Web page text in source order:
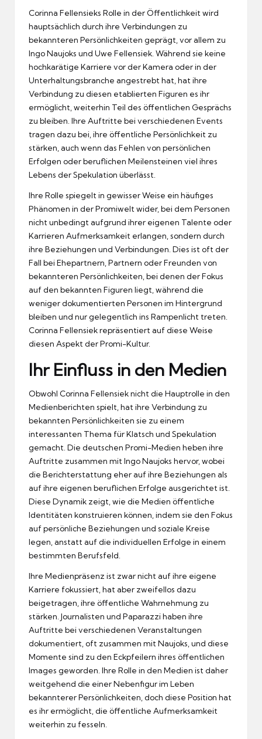
Corinna Fellensieks Rolle in der Öffentlichkeit wird
hauptsächlich durch ihre Verbindungen zu
bekannteren Persönlichkeiten geprägt, vor allem zu
Ingo Naujoks und Uwe Fellensiek. Während sie keine
hochkarätige Karriere vor der Kamera oder in der
Unterhaltungsbranche angestrebt hat, hat ihre
Verbindung zu diesen etablierten Figuren es ihr
ermöglicht, weiterhin Teil des öffentlichen Gesprächs
zu bleiben. Ihre Auftritte bei verschiedenen Events
tragen dazu bei, ihre öffentliche Persönlichkeit zu
stärken, auch wenn das Fehlen von persönlichen
Erfolgen oder beruflichen Meilensteinen viel ihres
Lebens der Spekulation überlässt.
Ihre Rolle spiegelt in gewisser Weise ein häufiges
Phänomen in der Promiwelt wider, bei dem Personen
nicht unbedingt aufgrund ihrer eigenen Talente oder
Karrieren Aufmerksamkeit erlangen, sondern durch
ihre Beziehungen und Verbindungen. Dies ist oft der
Fall bei Ehepartnern, Partnern oder Freunden von
bekannteren Persönlichkeiten, bei denen der Fokus
auf den bekannten Figuren liegt, während die
weniger dokumentierten Personen im Hintergrund
bleiben und nur gelegentlich ins Rampenlicht treten.
Corinna Fellensiek repräsentiert auf diese Weise
diesen Aspekt der Promi-Kultur.
Ihr Einfluss in den Medien
Obwohl Corinna Fellensiek nicht die Hauptrolle in den
Medienberichten spielt, hat ihre Verbindung zu
bekannten Persönlichkeiten sie zu einem
interessanten Thema für Klatsch und Spekulation
gemacht. Die deutschen Promi-Medien heben ihre
Auftritte zusammen mit Ingo Naujoks hervor, wobei
die Berichterstattung eher auf ihre Beziehungen als
auf ihre eigenen beruflichen Erfolge ausgerichtet ist.
Diese Dynamik zeigt, wie die Medien öffentliche
Identitäten konstruieren können, indem sie den Fokus
auf persönliche Beziehungen und soziale Kreise
legen, anstatt auf die individuellen Erfolge in einem
bestimmten Berufsfeld.
Ihre Medienpräsenz ist zwar nicht auf ihre eigene
Karriere fokussiert, hat aber zweifellos dazu
beigetragen, ihre öffentliche Wahrnehmung zu
stärken. Journalisten und Paparazzi haben ihre
Auftritte bei verschiedenen Veranstaltungen
dokumentiert, oft zusammen mit Naujoks, und diese
Momente sind zu den Eckpfeilern ihres öffentlichen
Images geworden. Ihre Rolle in den Medien ist daher
weitgehend die einer Nebenfigur im Leben
bekannterer Persönlichkeiten, doch diese Position hat
es ihr ermöglicht, die öffentliche Aufmerksamkeit
weiterhin zu fesseln.